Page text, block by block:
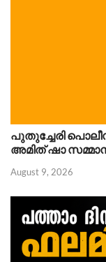
പുതുച്ചേരി
അമിത് ഷാ
August 9, 2026